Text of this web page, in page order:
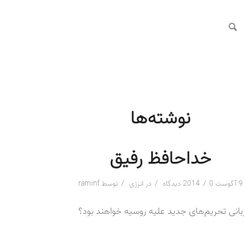
نوشته‌ها
خداحافظ رفیق
9 آگوست 2014 / 0 دیدگاه / در انرژی / توسطraminf
تحریم‌های جدید علیه روسیه خواهند بود؟